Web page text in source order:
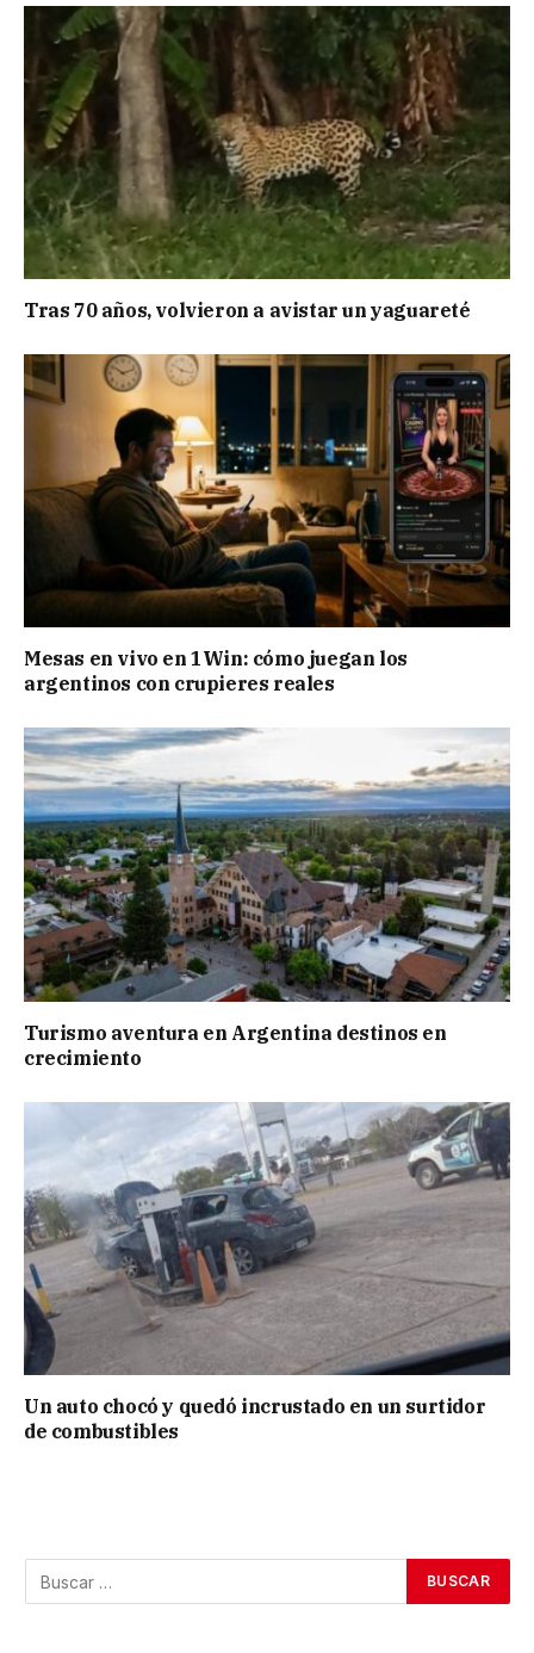
Tras 70 años, volvieron a avistar un yaguareté
Mesas en vivo en 1Win: cómo juegan los
argentinos con crupieres reales
Turismo aventura en Argentina destinos en
crecimiento
Un auto chocó y quedó incrustado en un surtidor
de combustibles